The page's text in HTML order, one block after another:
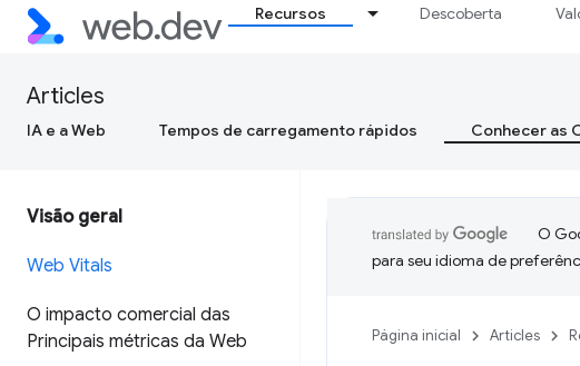
Recursos Descoberta
Articles
IA e a Web Tempos de carregamento rápidos Conhecer as
Visão geral
Web Vitals
O impacto comercial das
Principais métricas da Web
O
para seu idioma de
Página inicial Articles